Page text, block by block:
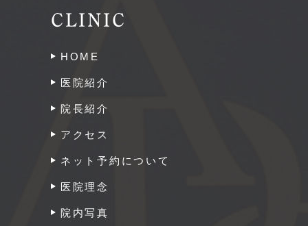
CLINIC
HOME
医院紹介
院長紹介
アクセス
ネット予約について
医院理念
院内写真